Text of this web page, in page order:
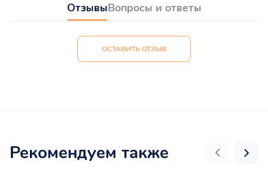
ОтзывыВопросы и ответы
ОСТАВИТЬ ОТЗЫВ
Рекомендуем также